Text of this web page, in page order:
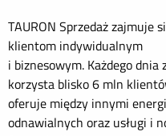
TAURON Sprzedaż zajmuje
klientom indywidualnym
i biznesowym. Każdego dnia
korzysta blisko 6 mln
oferuje między innymi
odnawialnych oraz usługi i